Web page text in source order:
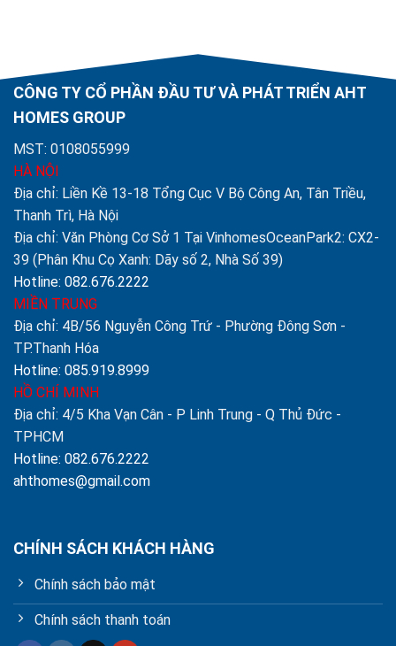
CÔNG TY CỔ PHẦN ĐẦU TƯ VÀ PHÁT TRIỂN AHT
HOMES GROUP
MST: 0108055999
HÀ NỘI
Địa chỉ: Liền Kề 13-18 Tổng Cục V Bộ Công An, Tân Triều,
Thanh Trì, Hà Nội
Địa chỉ: Văn Phòng Cơ Sở 1 Tại VinhomesOceanPark2: CX2-
39 (Phân Khu Cọ Xanh: Dãy số 2, Nhà Số 39)
Hotline: 082.676.2222
MIỀN TRUNG
Địa chỉ: 4B/56 Nguyễn Công Trứ - Phường Đông Sơn -
TP.Thanh Hóa
Hotline: 085.919.8999
HỒ CHÍ MINH
Địa chỉ: 4/5 Kha Vạn Cân - P Linh Trung - Q Thủ Đức -
TPHCM
Hotline: 082.676.2222
ahthomes@gmail.com
CHÍNH SÁCH KHÁCH HÀNG
Chính sách bảo mật
Chính sách thanh toán